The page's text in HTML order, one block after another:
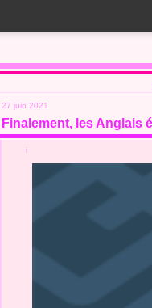
27 juin 2021
Finalement, les Anglais
i